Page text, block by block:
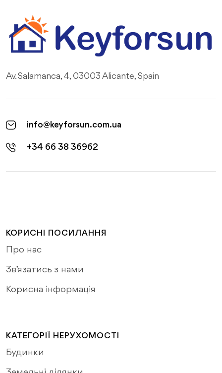
Av. Salamanca, 4, 03003 Alicante, Spain
info@keyforsun.com.ua
+34 66 38 36962
КОРИСНІ ПОСИЛАННЯ
Про нас
Зв’язатись з нами
Корисна інформація
КАТЕГОРІЇ НЕРУХОМОСТІ
Будинки